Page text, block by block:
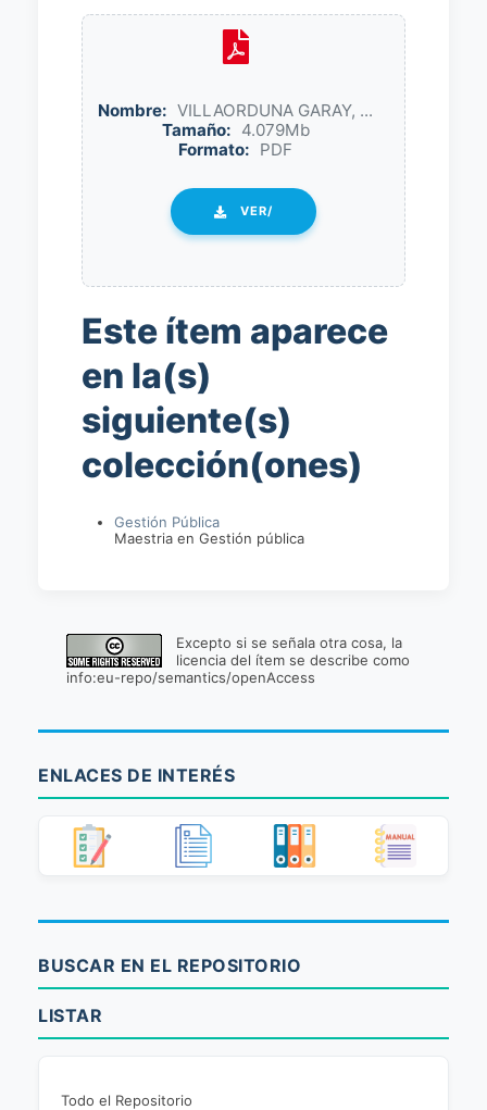
Nombre: VILLAORDUNA GARAY, ...
Tamaño: 4.079Mb
Formato: PDF
VER/
Este ítem aparece
en la(s)
siguiente(s)
colección(ones)
Gestión Pública
Maestria en Gestión pública
Excepto si se señala otra cosa, la
licencia del ítem se describe como
info:eu-repo/semantics/openAccess
ENLACES DE INTERÉS
BUSCAR EN EL REPOSITORIO
LISTAR
Todo el Repositorio